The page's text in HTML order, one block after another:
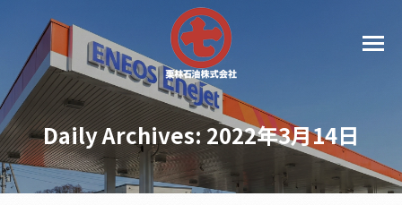
Daily Archives: 2022年3月14日